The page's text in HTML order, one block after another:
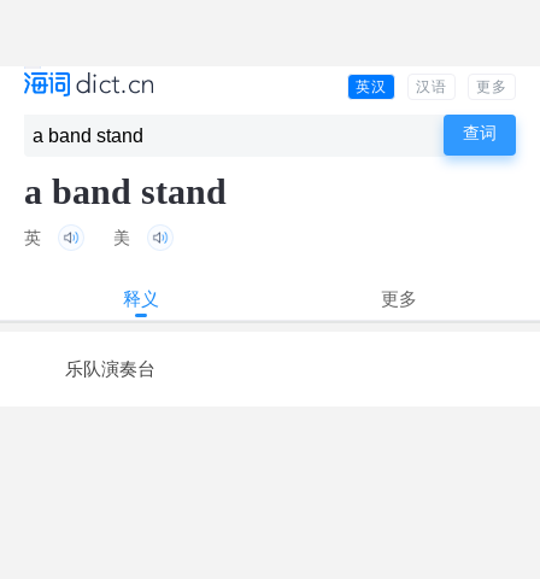
英汉 汉语 更多
a band stand
英 美
释义 更多
乐队演奏台